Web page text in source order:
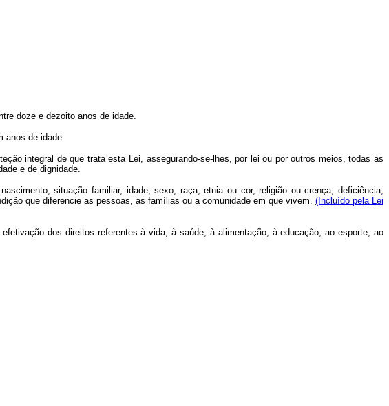
doze e dezoito anos de idade.
anos de idade.
integral de que trata esta Lei, assegurando-se-lhes, por lei ou por outros meios, todas as
e de dignidade.
situação familiar, idade, sexo, raça, etnia ou cor, religião ou crença, deficiência,
que diferencie as pessoas, as famílias ou a comunidade em que vivem. (Incluído pela Lei
dos direitos referentes à vida, à saúde, à alimentação, à educação, ao esporte, ao